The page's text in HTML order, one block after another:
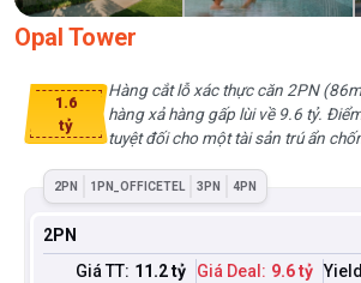
Opal Tower
1.6
tỷ
Hàng cắt lỗ xác thực căn 2PN
hàng xả hàng gấp lùi về 9.6 tỷ.
tuyệt đối cho một tài sản trú ẩn
2PN 1PN_OFFICETEL 3PN 4PN
2PN
Giá TT: 11.2 tỷ Giá Deal: 9.6 tỷ